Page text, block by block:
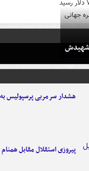
جهانی
شهیدش
هشدار سرمربی پرسپولیس
پیروزی استقلال مقابل